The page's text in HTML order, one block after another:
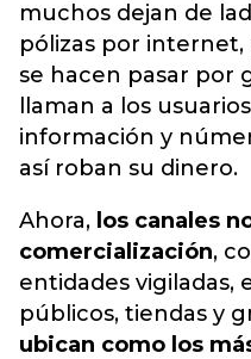
muchos dejan de
pólizas por
se hacen pasar por
llaman a los
información y
así roban su dinero.
Ahora, los canales
comercialización,
entidades vigiladas,
públicos, tiendas y
ubican como los